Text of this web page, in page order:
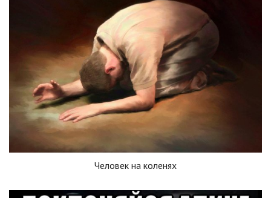
Человек на коленях